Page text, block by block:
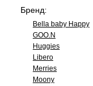
Бренд:
Bella baby Happy
GOO.N
Huggies
Libero
Merries
Moony